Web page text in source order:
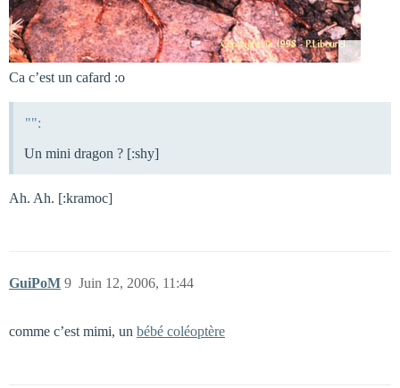
Ca c’est un cafard :o
"":
Un mini dragon ? [:shy]
Ah. Ah. [:kramoc]
GuiPoM Juin 12, 2006, 11:44
9
comme c’est mimi, un bébé coléoptère